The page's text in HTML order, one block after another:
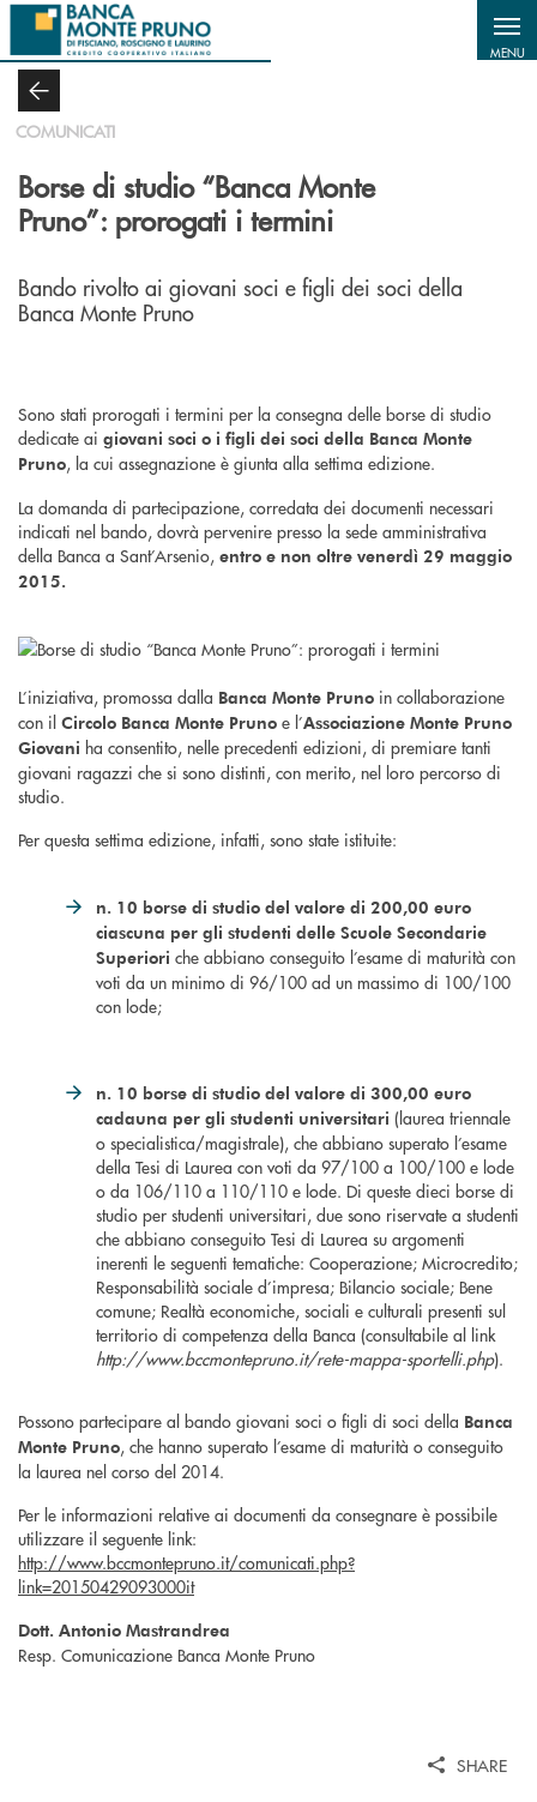
Salta al contenuto principale
MENU
COMUNICATI
Borse di studio “Banca Monte
Pruno”: prorogati i termini
Bando rivolto ai giovani soci e figli dei soci della
Banca Monte Pruno
Sono stati prorogati i termini per la consegna delle borse di studio
dedicate ai giovani soci o i figli dei soci della Banca Monte
Pruno, la cui assegnazione è giunta alla settima edizione.
La domanda di partecipazione, corredata dei documenti necessari
indicati nel bando, dovrà pervenire presso la sede amministrativa
della Banca a Sant’Arsenio, entro e non oltre venerdì 29 maggio
2015.
L’iniziativa, promossa dalla Banca Monte Pruno in collaborazione
con il Circolo Banca Monte Pruno e l’Associazione Monte Pruno
Giovani ha consentito, nelle precedenti edizioni, di premiare tanti
giovani ragazzi che si sono distinti, con merito, nel loro percorso di
studio.
Per questa settima edizione, infatti, sono state istituite:
n. 10 borse di studio del valore di 200,00 euro
ciascuna per gli studenti delle Scuole Secondarie
Superiori che abbiano conseguito l’esame di maturità con
voti da un minimo di 96/100 ad un massimo di 100/100
con lode;
n. 10 borse di studio del valore di 300,00 euro
cadauna per gli studenti universitari (laurea triennale
o specialistica/magistrale), che abbiano superato l’esame
della Tesi di Laurea con voti da 97/100 a 100/100 e lode
o da 106/110 a 110/110 e lode. Di queste dieci borse di
studio per studenti universitari, due sono riservate a studenti
che abbiano conseguito Tesi di Laurea su argomenti
inerenti le seguenti tematiche: Cooperazione; Microcredito;
Responsabilità sociale d’impresa; Bilancio sociale; Bene
comune; Realtà economiche, sociali e culturali presenti sul
territorio di competenza della Banca (consultabile al link
http://www.bccmontepruno.it/rete-mappa-sportelli.php).
Possono partecipare al bando giovani soci o figli di soci della Banca
Monte Pruno, che hanno superato l’esame di maturità o conseguito
la laurea nel corso del 2014.
Per le informazioni relative ai documenti da consegnare è possibile
utilizzare il seguente link:
http://www.bccmontepruno.it/comunicati.php?
link=20150429093000it
Dott. Antonio Mastrandrea
Resp. Comunicazione Banca Monte Pruno
SHARE